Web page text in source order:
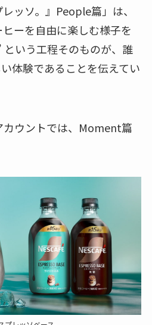
ッソ。』People篇」は、
ーを自由に楽しむ様子を
という工程そのものが、誰
体験であることを伝えてい
カウントでは、Moment篇